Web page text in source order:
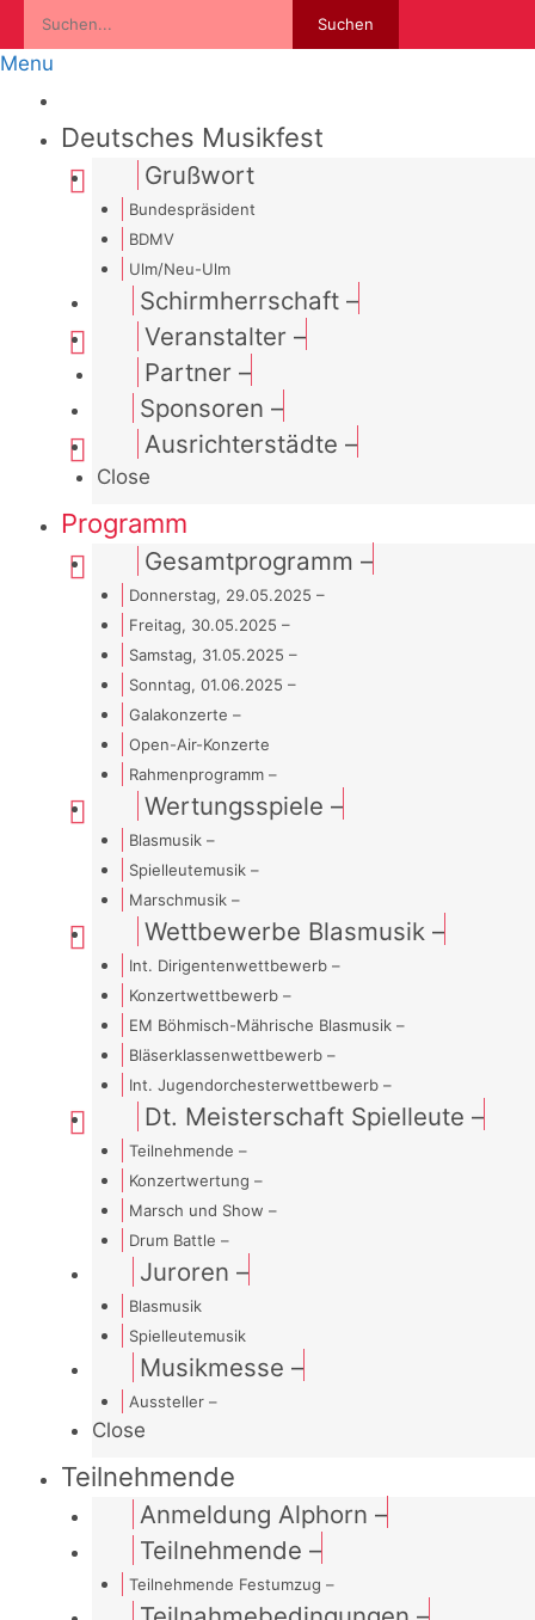
Inhalt
springen
Suchen
Menu
Deutsches Musikfest
Grußwort
Bundespräsident
BDMV
Ulm/Neu-Ulm
Schirmherrschaft–
Veranstalter –
Partner –
Sponsoren –
Ausrichterstädte –
Close
Programm
Gesamtprogramm –
Donnerstag, 29.05.2025 –
Freitag, 30.05.2025 –
Samstag, 31.05.2025 –
Sonntag, 01.06.2025 –
Galakonzerte –
Open-Air-Konzerte
Rahmenprogramm –
Wertungsspiele –
Blasmusik –
Spielleutemusik –
Marschmusik –
Wettbewerbe Blasmusik–
Int. Dirigentenwettbewerb –
Konzertwettbewerb –
EM Böhmisch-Mährische Blasmusik –
Bläserklassenwettbewerb –
Int. Jugendorchesterwettbewerb –
Dt. Meisterschaft Spielleute –
Teilnehmende –
Konzertwertung –
Marsch und Show –
Drum Battle –
Juroren –
Blasmusik
Spielleutemusik
Musikmesse –
Aussteller –
Close
Teilnehmende
Anmeldung Alphorn –
Teilnehmende –
Teilnehmende Festumzug –